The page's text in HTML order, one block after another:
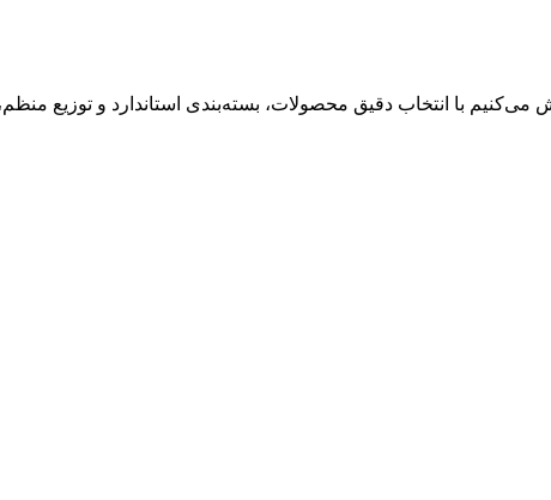
با انتخاب دقیق محصولات، بسته‌بندی استاندارد و توزیع منظم،